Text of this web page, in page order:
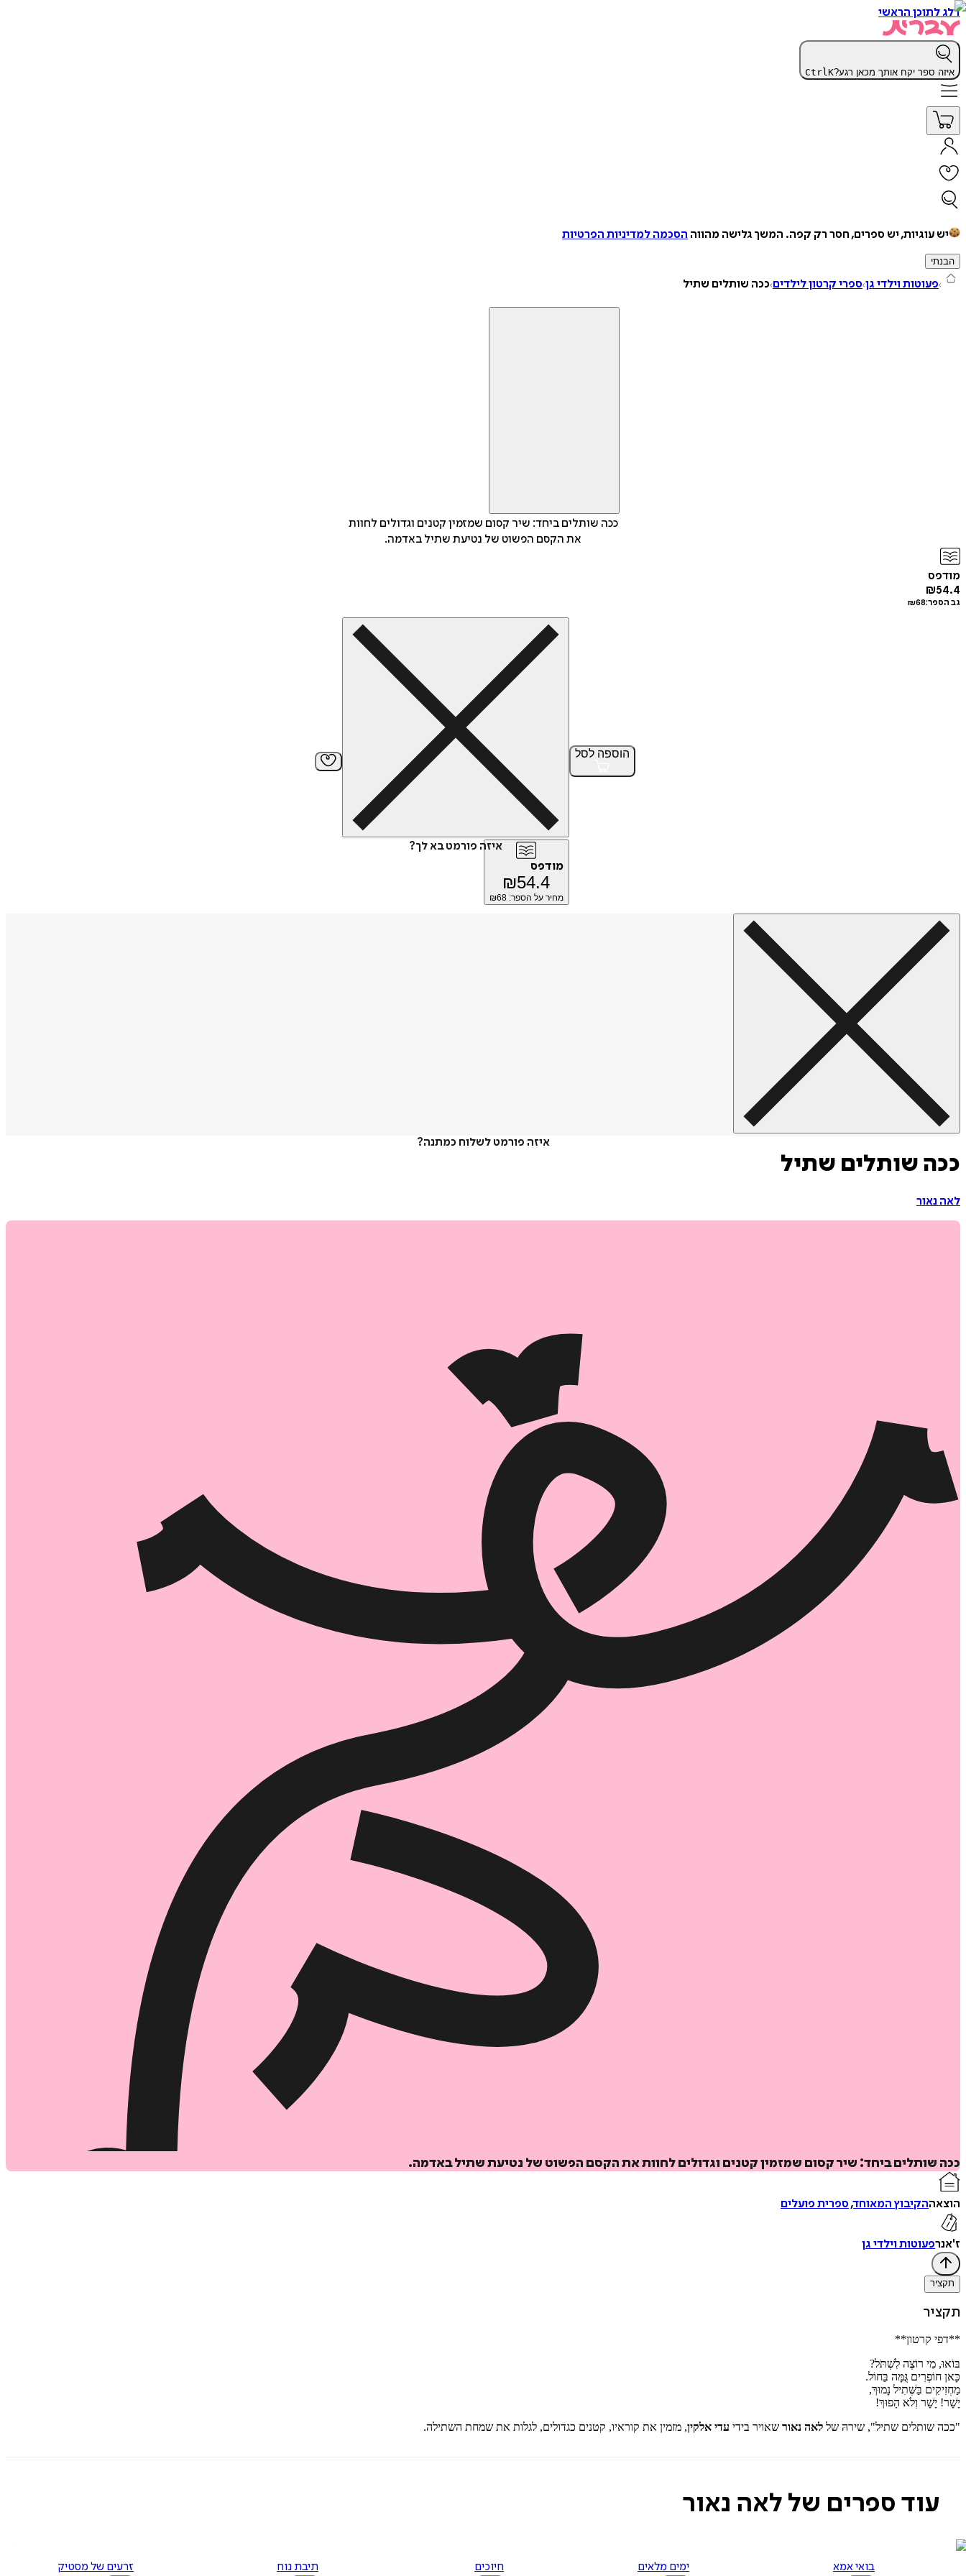
דלג לתוכן הראשי
איזה ספר יקח אותך מכאן רגע? CtrlK
יש עוגיות, יש ספרים, חסר רק קפה. המשך גלישה מהווה הסכמה למדיניות הפרטיות
הבנתי
פעוטות וילדי גן ספרי קרטון לילדים ככה שותלים שתיל
ככה שותלים ביחד: שיר קסום שמזמין קטנים וגדולים לחוות
את הקסם הפשוט של נטיעת שתיל באדמה.
מודפס
₪54.4
גב הספר: ₪68
הוספה לסל
איזה פורמט בא לך?
מודפס
₪54.4
מחיר על הספר: ₪68
איזה פורמט לשלוח כמתנה?
הוספה
איזה פורמט בא לך?
מודפס
54.4
מחיר על הספר: ₪
ככה שותלים שתיל
לאה נאור
ככה שותלים ביחד: שיר קסום שמזמין קטנים וגדולים לחוות את הקסם הפשוט של נטיעת שתיל באדמה.
הוצאההקיבוץ המאוחד,ספרית פועלים
ז'אנרפעוטות וילדי גן
תקציר
תקציר
**דפי קרטון**
בּוֹאוּ, מִי רוֹצֶה לִשְׁתֹּל?
כָּאן חוֹפְרִים גֻּמָּה בַּחוֹל.
מַחְזִיקִים בַּשְּׁתִיל נָמוּךְ,
יָשָׁר! יָשָׁר וְלֹא הָפוּךְ!
"ככה שותלים שתיל", שירהּ של לאה נאור שאויר בידי עדי אלקין, מזמין את קוראיו, קטנים כגדולים, לגלות את שמחת השתילה.
עוד ספרים של לאה נאור
בואי אמא ימים מלאים חיוכים תיבת נוח זרעים של מסטיק